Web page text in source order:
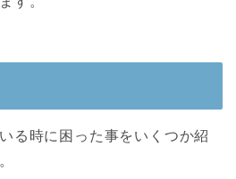
る時に困った事をいくつか紹